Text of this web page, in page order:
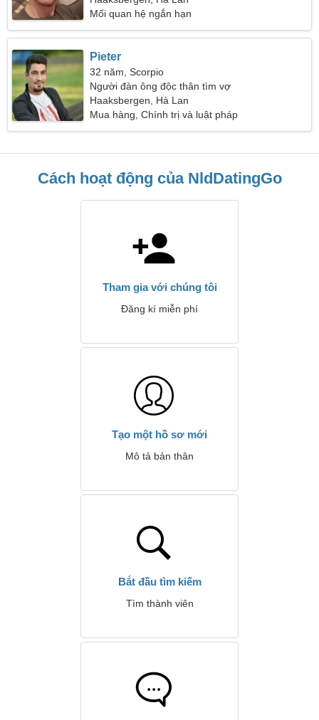
Mối quan hệ ngắn hạn
Pieter
32 năm, Scorpio
Người đàn ông độc thân tìm vợ
Haaksbergen, Hà Lan
Mua hàng, Chính trị và luật pháp
Cách hoạt động của NldDatingGo
Tham gia với chúng tôi
Đăng kí miễn phí
Tạo một hồ sơ mới
Mô tả bản thân
Bắt đầu tìm kiếm
Tìm thành viên